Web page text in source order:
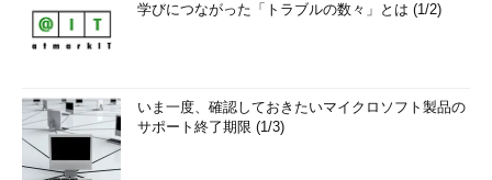
学びにつながった「トラブルの数々」とは (1/2)
いま一度、確認しておきたいマイクロソフト製品の
サポート終了期限 (1/3)